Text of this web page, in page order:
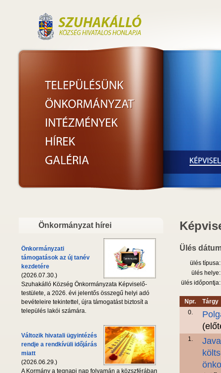
Önkormányzat hírei
Önkormányzati
támogatások az új tanév
kezdetére
(2026.07.30.)
Szuhakálló Község Önkormányzata Képviselő-
testülete, a 2026. évi jelentős összegű helyi adó
bevételeire tekintettel, újra támogatást biztosít a
település lakói számára.
Változik hivatali ügyintézés
rendje a rendkívüli időjárás
miatt
(2026.06.29.)
A Kormány a tegnapi nap folyamán a közszférában
Ülés
ülés típusa:
ülés helye:
ülés időpontja:
Npr.
Tárgy
0.
1.